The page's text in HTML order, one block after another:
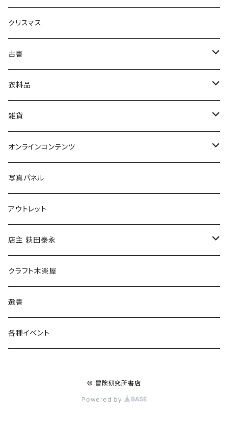
芸術・絵画・写真
絵本・児童書
娯楽・エンターテインメント
クリスマス
古書
古書セット
美術
衣料品
POLEWARDS
Tシャツ
雑貨
バッグ
ブックカバー
マグカップ
傘
食料品
その他
オンラインコンテンツ
冒険クロストーク
写真パネル
アウトレット
店主 荻田泰永
書籍
ウェア
クラフト木楽屋
選書
各種イベント
© 冒険研究所書店
Powered by